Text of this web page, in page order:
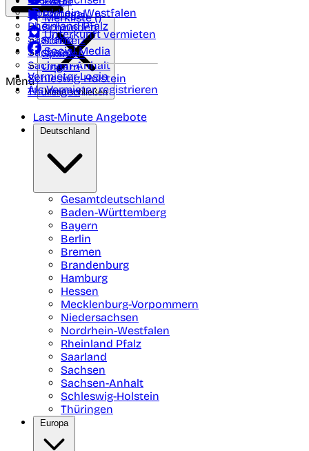
Nordrhein-Westfalen
Rheinland Pfalz
Saarland
Sachsen
Sachsen-Anhalt
Schleswig-Holstein
Thüringen
Portugal
Schweden
Schweiz
Spanien
Ungarn
Merkliste ()
Unterkunft vermieten
Social Media
Vermieter-Login
Als Vermieter registrieren
Menü
Menü schließen
Last-Minute Angebote
Deutschland
Gesamtdeutschland
Baden-Württemberg
Bayern
Berlin
Bremen
Brandenburg
Hamburg
Hessen
Mecklenburg-Vorpommern
Niedersachsen
Nordrhein-Westfalen
Rheinland Pfalz
Saarland
Sachsen
Sachsen-Anhalt
Schleswig-Holstein
Thüringen
Europa